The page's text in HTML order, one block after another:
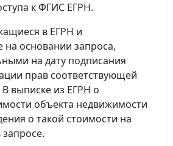
к ФГИС ЕГРН.
в ЕГРН и
на основании запроса,
на дату подписания
прав соответствующей
выписке из ЕГРН о
объекта недвижимости
о такой стоимости на
запросе.